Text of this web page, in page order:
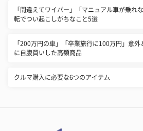
「間違えてワイパー」「マニュアル車が乗
転でつい起こしがちなこと5選
「200万円の車」「卒業旅行に100万円」意
に自腹買いした高額商品
クルマ購入に必要な6つのアイテム